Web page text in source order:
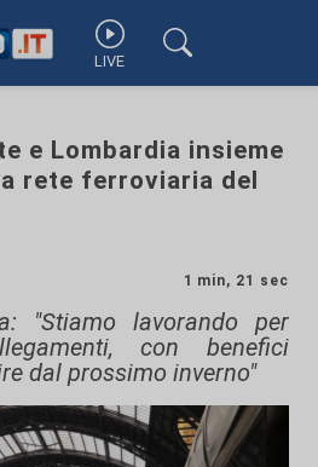
LIVE
e Lombardia insieme
rete ferroviaria del
1 min, 21 sec
"Stiamo lavorando per
con benefici
dal prossimo inverno"